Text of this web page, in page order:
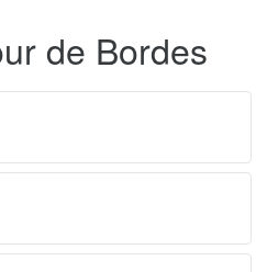
de Bordes